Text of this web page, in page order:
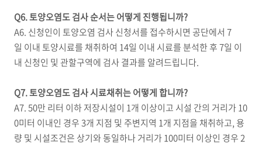
Q6. 토양오염도 검사 순서는 어떻게 진행됩니까?
A6. 신청인이 토양오염 검사 신청서를 접수하시면 공단에서 7
일 이내 토양시료를 채취하여 14일 이내 시료를 분석한 후 7일 이
내 신청인 및 관할구역에 검사 결과를 알려드립니다.
Q7. 토양오염도 검사 시료채취는 어떻게 합니까?
A7. 50만 리터 이하 저장시설이 1개 이상이고 시설 간의 거리가 10
0미터 이내인 경우 3개 지점 및 주변지역 1개 지점을 채취하고, 용
량 및 시설조건은 상기와 동일하나 거리가 100미터 이상인 경우 2